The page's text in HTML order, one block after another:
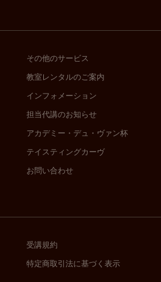
その他のサービス
教室レンタルのご案内
インフォメーション
担当代講のお知らせ
アカデミー・デュ・ヴァン杯
テイスティングカーヴ
お問い合わせ
受講規約
特定商取引法に基づく表示